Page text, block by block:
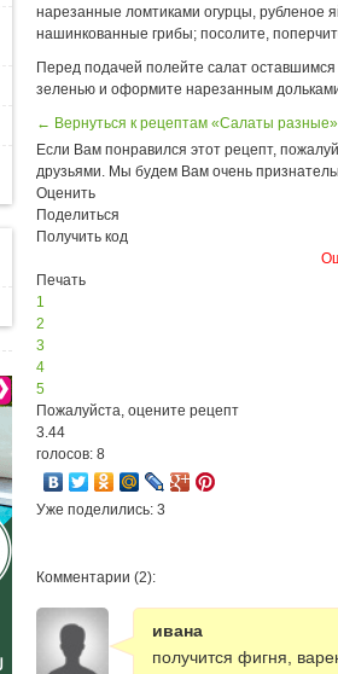
нарезанные ломтиками огурцы, рубленое
нашинкованные грибы; посолите,
Перед подачей полейте салат
зеленью и оформите нарезанным
← Вернуться к рецептам «Салаты разные»
Если Вам понравился этот рецепт,
друзьями. Мы будем Вам очень
Оценить
Поделиться
Получить код
Печать
1
2
3
4
5
Пожалуйста, оцените рецепт
3.44
голосов: 8
Уже поделились: 3
Комментарии (2):
ивана
получится фигня,